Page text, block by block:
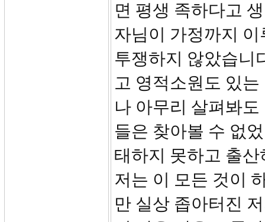
면 평생 족하다고
자님이 가정까지
투쟁하지 않았습니
고 영적소원도 있
나 아무리 살펴봐
들은 찾아볼 수 없
태하지 못하고 출
저는 이 모든 것이
만 실상 좁아터진